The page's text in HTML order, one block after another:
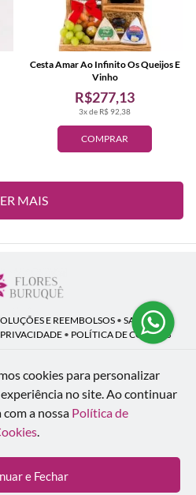
COMPRAR
3x de R$ 92,38
R$277,13
Cesta Amar Ao Infinito Os Queijos E
Vinho
MAIS
E REEMBOLSOS• SAC
• POLÍTICA DE COOKIES
53.136.758/0001-18
1640 - Bom Retiro - Curitiba - PR -
280
| Telefone: (41) 9 9815-4876
- Desenvolvido por
cookies para personalizar
no site.Ao continuar
a nossa Política de
.
e Fechar